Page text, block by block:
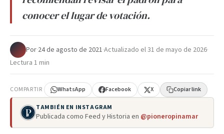
conocer el lugar de votación.
Por·24 de agosto de 2021·Actualizado el31 de mayo de 2026·
Lectura 1 min
COMPARTIR WhatsApp Facebook X Copiar link
TAMBIÉN EN INSTAGRAM
Publicada como Feed y Historia en @pioneropinamar